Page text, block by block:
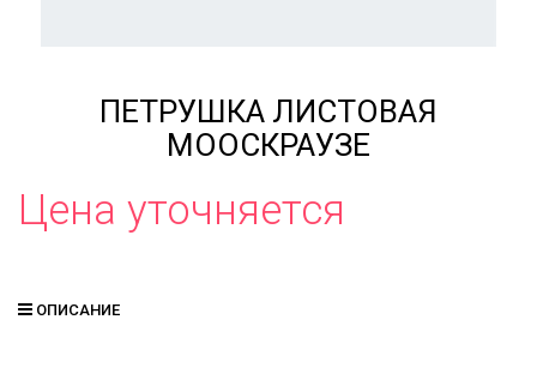
ПЕТРУШКА ЛИСТОВАЯ
МООСКРАУЗЕ
Цена уточняется
ОПИСАНИЕ